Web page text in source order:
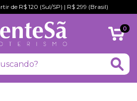
de R$ 120 (Sul/SP) | R$ 299 (Brasil)
0